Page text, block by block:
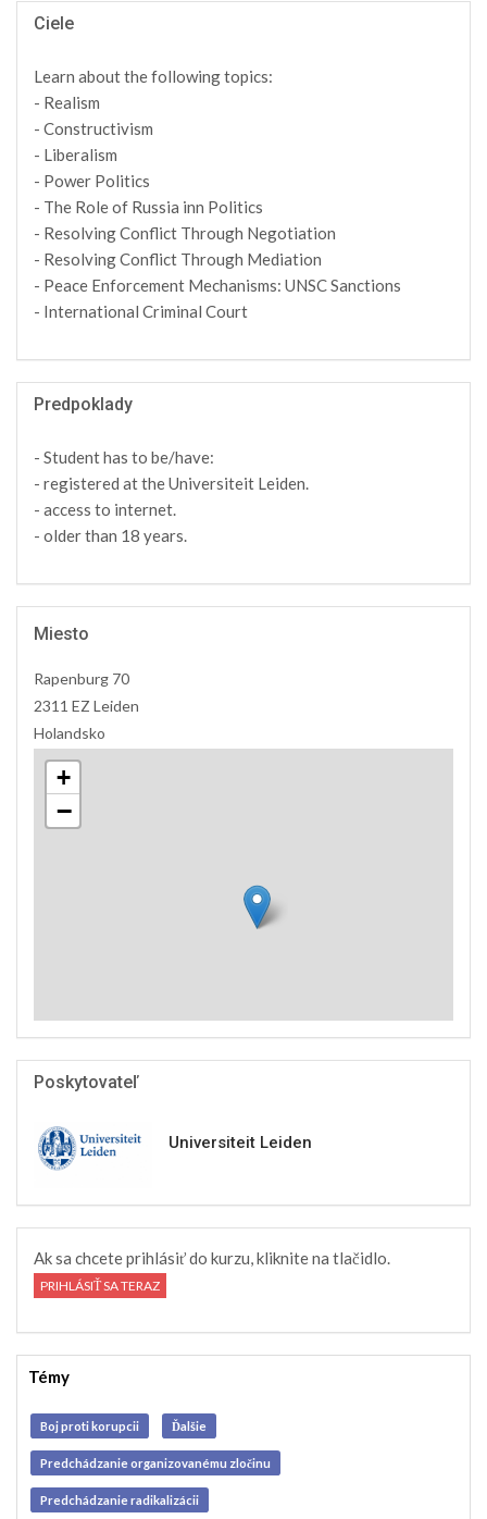
Ciele
Learn about the following topics:
- Realism
- Constructivism
- Liberalism
- Power Politics
- The Role of Russia inn Politics
- Resolving Conflict Through Negotiation
- Resolving Conflict Through Mediation
- Peace Enforcement Mechanisms: UNSC Sanctions
- International Criminal Court
Predpoklady
- Student has to be/have:
- registered at the Universiteit Leiden.
- access to internet.
- older than 18 years.
Miesto
Rapenburg 70
2311 EZ Leiden
Holandsko
+
−
Poskytovateľ
Universiteit Leiden
Ak sa chcete prihlásiť do kurzu, kliknite na tlačidlo.
PRIHLÁSIŤ SA TERAZ
Témy
Boj proti korupcii Ďalšie
Predchádzanie organizovanému zločinu
Predchádzanie radikalizácii